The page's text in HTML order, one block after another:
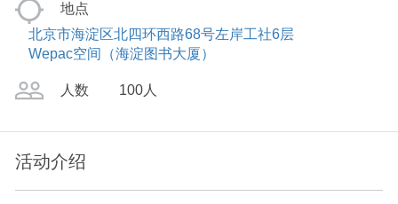
地点
北京市海淀区北四环西路68号左岸工社6层
Wepac空间（海淀图书大厦）
人数 100人
活动介绍